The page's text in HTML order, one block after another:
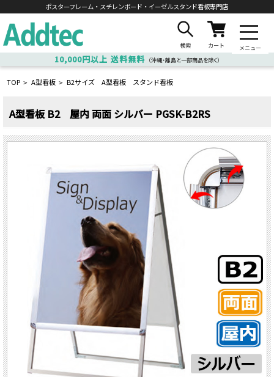
ポスターフレーム・スチレンボード・ イーゼルスタンド看板専門店
検索 カート メニュー
10,000円以上 送料無料 （沖縄・離島と一部商品を除く）
TOP > A型看板 > B2サイズ A型看板 スタンド看板
A型看板 B2 屋内 両面 シルバー PGSK-B2RS